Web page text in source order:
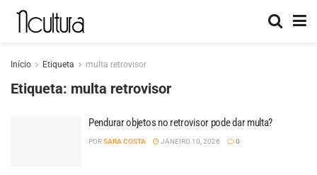
Início Etiqueta multa retrovisor
Etiqueta: multa retrovisor
Pendurar objetos no retrovisor pode dar multa?
PORSARA COSTA JANEIRO 10, 2026 0